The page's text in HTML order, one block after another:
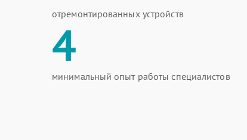
отремонтированных устройств
4
минимальный опыт работы специалистов